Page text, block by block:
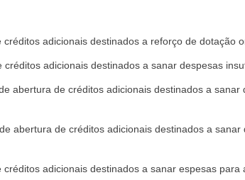
adicionais destinados a reforço de dotação
adicionais destinados a sanar despesas
abertura de créditos adicionais destinados a
abertura de créditos adicionais destinados a
adicionais destinados a sanar espesas